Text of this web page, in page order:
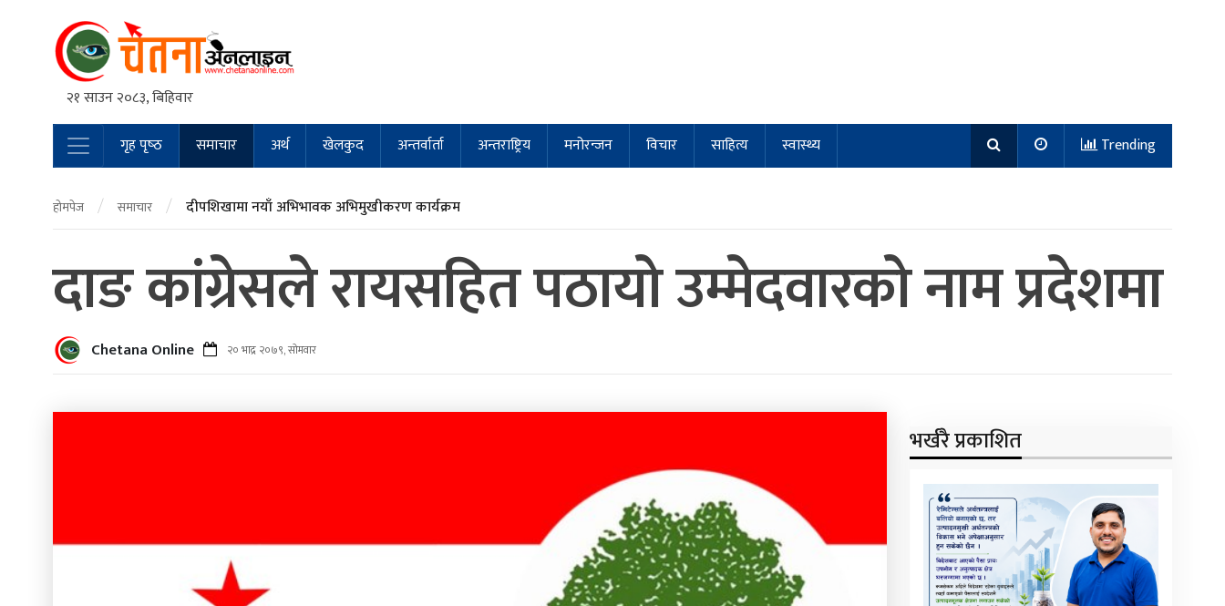
२१ साउन २०८३, बिहिवार
Main Navigation
गृह पृष्‍ठ समाचार अर्थ खेलकुद अन्तर्वार्ता अन्तराष्ट्रिय मनोरन्जन विचार साहित्य स्वास्थ्य Trending
होमपेज / समाचार / दीपशिखामा नयाँ अभिभावक अभिमुखीकरण कार्यक्रम
दाङ कांग्रेसले रायसहित पठायो उम्मेदवारको नाम प्रदेशमा
Chetana Online २० भाद्र २०७९, सोमवार
भर्खरै प्रकाशित